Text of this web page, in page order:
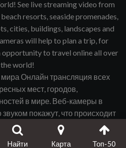
See live streaming video from
resorts, seaside promenades,
cities, buildings, landscapes and
will help to plan a trip, for
opportunity to travel online all over
the world!
Онлайн трансляция всех
мест, городов,
в мире. Веб-камеры в
покажут, что происходит
Вас городе, курорте и
т.д.
Найти Карта Топ-50